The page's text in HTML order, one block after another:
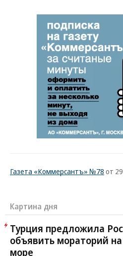
Газета «Коммерсантъ» №78 от
Картина дня
Турция предложила
объявить мораторий
море